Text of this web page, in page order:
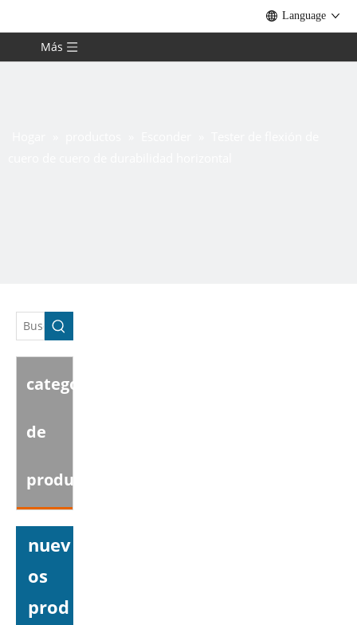
Language
Más
categoria
de
producto
nuev
os
prod